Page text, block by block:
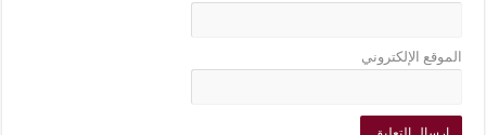
الموقع الإلكتروني